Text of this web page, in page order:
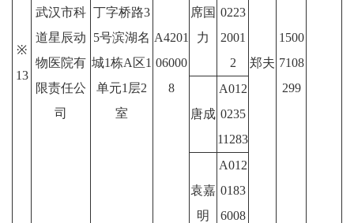
※
13
武汉市科
道星辰动
物医院有
限责任公
司
丁字桥路3
5号滨湖名
城1栋A区1
单元1层2
室
A4201
06000
8
郑夫
1500
7108
299
席国
力
0223
2001
2
唐成
A012
0235
11283
袁嘉
明
A012
0183
6008